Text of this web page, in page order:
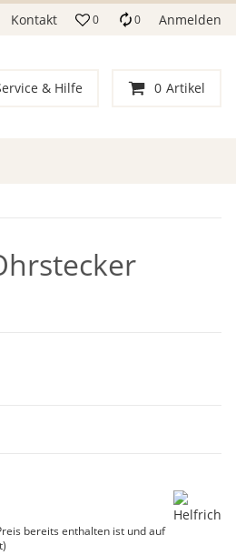
Kontakt 0 0 Anmelden
& Hilfe 0 Artikel
bereits enthalten ist und auf